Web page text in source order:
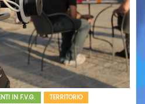
IN F.V.G. TERRITORIO